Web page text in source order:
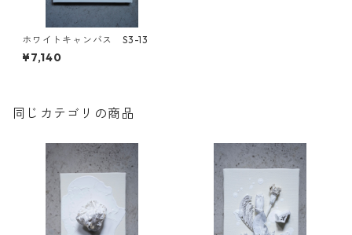
ホワイトキャンバス S3-13
¥7,140
同じカテゴリの商品